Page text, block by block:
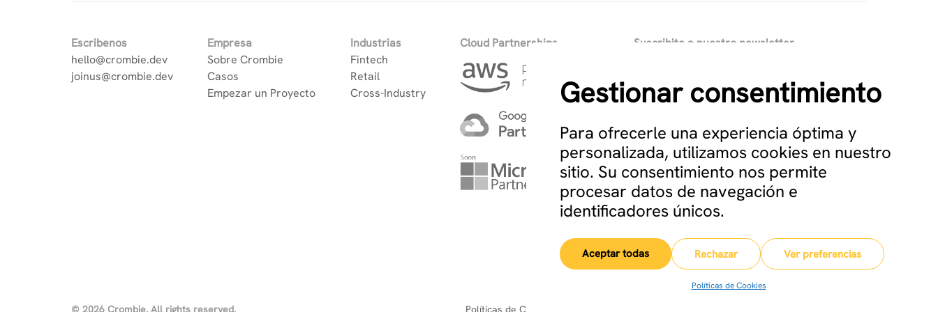
Gestionar consentimiento
Para ofrecerle una experiencia óptima y
personalizada, utilizamos cookies en nuestro
sitio. Su consentimiento nos permite
procesar datos de navegación e
identificadores únicos.
Aceptar todas Rechazar Ver preferencias
Políticas de Cookies
Escribenos
hello@crombie.dev
joinus@crombie.dev
Empresa
Sobre Crombie
Casos
Empezar un Proyecto
Industrias
Fintech
Retail
Cross-Industry
Cloud Partnerships Suscribite a nuestro newsletter
¿Qué información quisieras recibir?
Oportunidades laborales
© 2026 Crombie. All rights reserved. Políticas de Cookie